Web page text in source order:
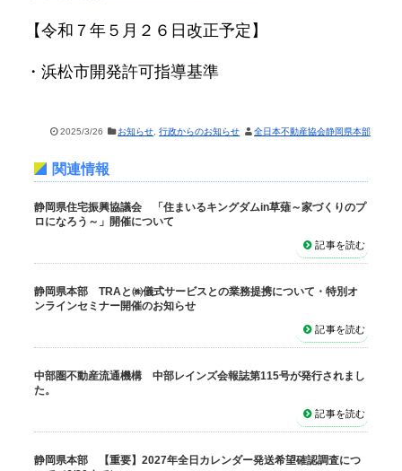
【令和７年５月２６日改正予定】
・浜松市開発許可指導基準
2025/3/26 お知らせ ,行政からのお知らせ 全日本不動産協会静岡県本部
関連情報
静岡県住宅振興協議会 「住まいるキングダムin草薙～家づくりのプ
ロになろう～」開催について
記事を読む
静岡県本部 TRAと㈱儀式サービスとの業務提携について・特別オ
ンラインセミナー開催のお知らせ
記事を読む
中部圏不動産流通機構 中部レインズ会報誌第115号が発行されまし
た。
記事を読む
静岡県本部 【重要】2027年全日カレンダー発送希望確認調査につ